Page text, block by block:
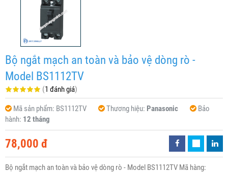
Bộ ngắt mạch an toàn và bảo vệ dòng rò -
Model BS1112TV
(1 đánh giá)
Mã sản phẩm: BS1112TV Thương hiệu: Panasonic
Bảo
hành: 12 tháng
78,000 đ
Bộ ngắt mạch an toàn và bảo vệ dòng rò - Model BS1112TV Mã hàng: